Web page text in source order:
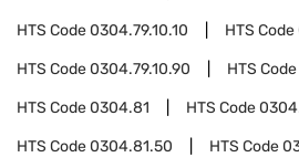
HTS Code0304.79.10.10 HTS Code
HTS Code0304.79.10.90 HTS Code
HTS Code0304.81 HTS Code
HTS Code0304.81.50 HTS Code